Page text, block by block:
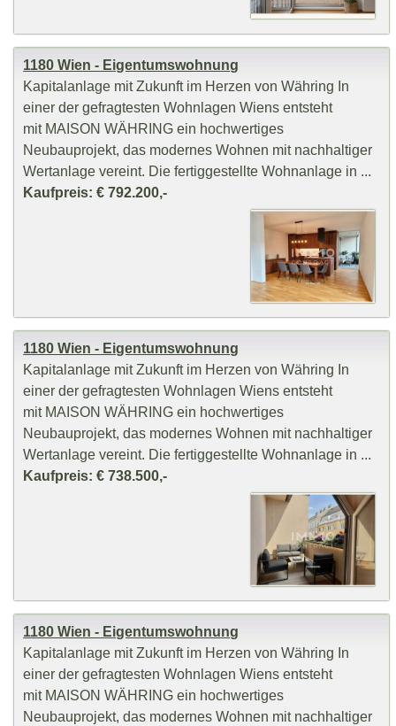
1180 Wien - Eigentumswohnung
Kapitalanlage mit Zukunft im Herzen von Währing In
einer der gefragtesten Wohnlagen Wiens entsteht
mit MAISON WÄHRING ein hochwertiges
Neubauprojekt, das modernes Wohnen mit nachhaltiger
Wertanlage vereint. Die fertiggestellte Wohnanlage in ...
Kaufpreis: € 792.200,-
1180 Wien - Eigentumswohnung
Kapitalanlage mit Zukunft im Herzen von Währing In
einer der gefragtesten Wohnlagen Wiens entsteht
mit MAISON WÄHRING ein hochwertiges
Neubauprojekt, das modernes Wohnen mit nachhaltiger
Wertanlage vereint. Die fertiggestellte Wohnanlage in ...
Kaufpreis: € 738.500,-
1180 Wien - Eigentumswohnung
Kapitalanlage mit Zukunft im Herzen von Währing In
einer der gefragtesten Wohnlagen Wiens entsteht
mit MAISON WÄHRING ein hochwertiges
Neubauprojekt, das modernes Wohnen mit nachhaltiger